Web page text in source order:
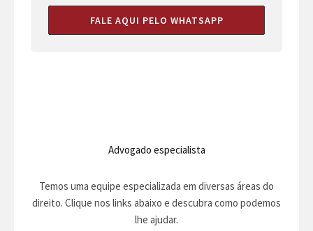
FALE AQUI PELO WHATSAPP
Advogado especialista
Temos uma equipe especializada em diversas áreas do
direito. Clique nos links abaixo e descubra como podemos
lhe ajudar.